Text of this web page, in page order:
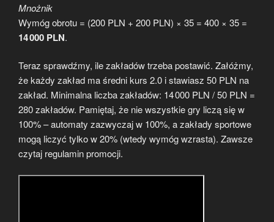
Mnożnik
Wymóg obrotu = (200 PLN + 200 PLN) × 35 = 400 × 35 =
14 000 PLN.
Teraz sprawdźmy, ile zakładów trzeba postawić. Załóżmy,
że każdy zakład ma średni kurs 2.0 i stawiasz 50 PLN na
zakład. Minimalna liczba zakładów: 14 000 PLN / 50 PLN =
280 zakładów. Pamiętaj, że nie wszystkie gry liczą się w
100% – automaty zazwyczaj w 100%, a zakłady sportowe
mogą liczyć tylko w 20% (wtedy wymóg wzrasta). Zawsze
czytaj regulamin promocji.